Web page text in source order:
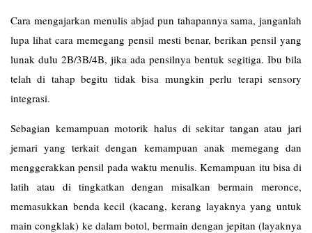
Cara mengajarkan menulis abjad pun tahapannya sama, janganlah
lupa lihat cara memegang pensil mesti benar, berikan pensil yang
lunak dulu 2B/3B/4B, jika ada pensilnya bentuk segitiga. Ibu bila
telah di tahap begitu tidak bisa mungkin perlu terapi sensory
integrasi.
Sebagian kemampuan motorik halus di sekitar tangan atau jari
jemari yang terkait dengan kemampuan anak memegang dan
menggerakkan pensil pada waktu menulis. Kemampuan itu bisa di
latih atau di tingkatkan dengan misalkan bermain meronce,
memasukkan benda kecil (kacang, kerang layaknya yang untuk
main congklak) ke dalam botol, bermain dengan jepitan (layaknya